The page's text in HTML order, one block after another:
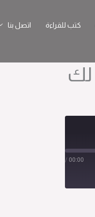
كتب للقراءة اتصل بنا
00:00
/